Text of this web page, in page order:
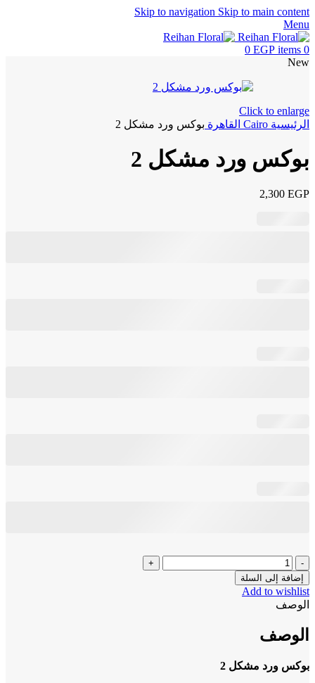
Skip to navigation Skip to main content
Menu
0
items
0 EGP
New
Click to enlarge
الرئيسية Cairo القاهرة بوكس ورد مشكل 2
بوكس ورد مشكل 2
2,300 EGP
إضافة إلى السلة
Add to wishlist
الوصف
الوصف
بوكس ورد مشكل 2